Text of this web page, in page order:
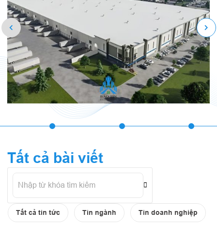
Tất cả bài viết
Tất cả tin tức Tin ngành Tin doanh nghiệp